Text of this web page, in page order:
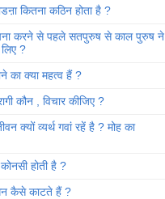
कितना कठिन होता है ?
करने से पहले सतपुरुष से काल पुरुष ने
?
का क्या महत्व हैं ?
कौन , विचार कीजिए ?
क्यों व्यर्थ गवां रहें है ? मोह का
होती है ?
कैसे काटते हैं ?